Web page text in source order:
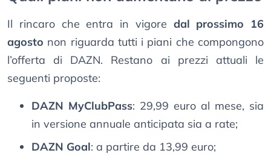
Il rincaro che entra in vigore dal prossimo 16
agosto non riguarda tutti i piani che compongono
l’offerta di DAZN. Restano ai prezzi attuali le
seguenti proposte:
DAZN MyClubPass: 29,99 euro al mese, sia
in versione annuale anticipata sia a rate;
DAZN Goal: a partire da 13,99 euro;